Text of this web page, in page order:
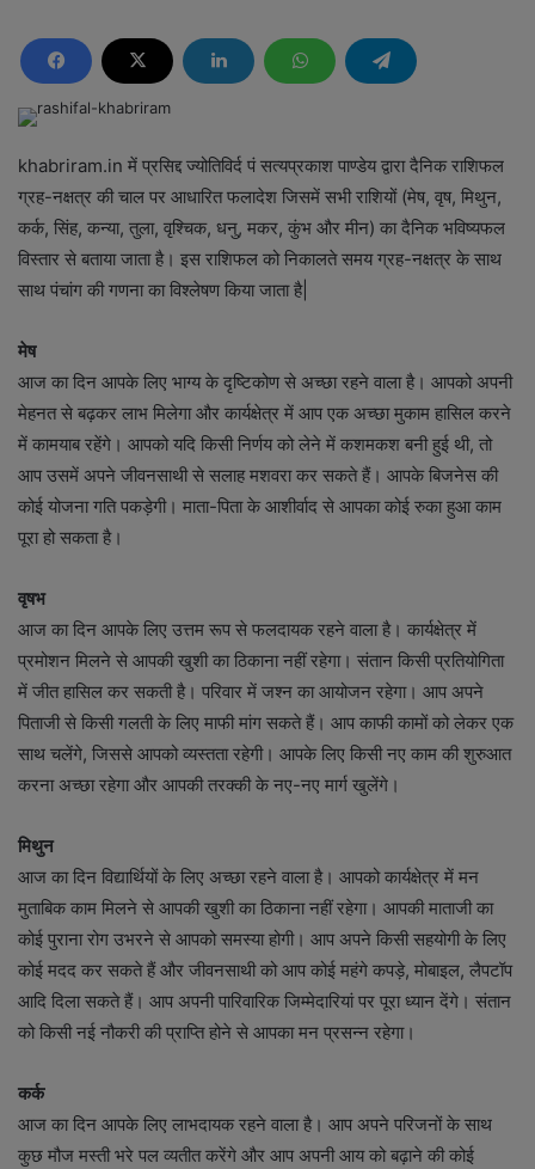
khabriram.in में प्रसिद्द ज्योतिविर्द पं सत्यप्रकाश पाण्डेय द्वारा दैनिक राशिफल
ग्रह-नक्षत्र की चाल पर आधारित फलादेश जिसमें सभी राशियों (मेष, वृष, मिथुन,
कर्क, सिंह, कन्या, तुला, वृश्चिक, धनु, मकर, कुंभ और मीन) का दैनिक भविष्यफल
विस्तार से बताया जाता है। इस राशिफल को निकालते समय ग्रह-नक्षत्र के साथ
साथ पंचांग की गणना का विश्लेषण किया जाता है|
मेष
आज का दिन आपके लिए भाग्य के दृष्टिकोण से अच्छा रहने वाला है। आपको अपनी
मेहनत से बढ़कर लाभ मिलेगा और कार्यक्षेत्र में आप एक अच्छा मुकाम हासिल करने
में कामयाब रहेंगे। आपको यदि किसी निर्णय को लेने में कशमकश बनी हुई थी, तो
आप उसमें अपने जीवनसाथी से सलाह मशवरा कर सकते हैं। आपके बिजनेस की
कोई योजना गति पकड़ेगी। माता-पिता के आशीर्वाद से आपका कोई रुका हुआ काम
पूरा हो सकता है।
वृषभ
आज का दिन आपके लिए उत्तम रूप से फलदायक रहने वाला है। कार्यक्षेत्र में
प्रमोशन मिलने से आपकी खुशी का ठिकाना नहीं रहेगा। संतान किसी प्रतियोगिता
में जीत हासिल कर सकती है। परिवार में जश्न का आयोजन रहेगा। आप अपने
पिताजी से किसी गलती के लिए माफी मांग सकते हैं। आप काफी कामों को लेकर एक
साथ चलेंगे, जिससे आपको व्यस्तता रहेगी। आपके लिए किसी नए काम की शुरुआत
करना अच्छा रहेगा और आपकी तरक्की के नए-नए मार्ग खुलेंगे।
मिथुन
आज का दिन विद्यार्थियों के लिए अच्छा रहने वाला है। आपको कार्यक्षेत्र में मन
मुताबिक काम मिलने से आपकी खुशी का ठिकाना नहीं रहेगा। आपकी माताजी का
कोई पुराना रोग उभरने से आपको समस्या होगी। आप अपने किसी सहयोगी के लिए
कोई मदद कर सकते हैं और जीवनसाथी को आप कोई महंगे कपड़े, मोबाइल, लैपटॉप
आदि दिला सकते हैं। आप अपनी पारिवारिक जिम्मेदारियां पर पूरा ध्यान देंगे। संतान
को किसी नई नौकरी की प्राप्ति होने से आपका मन प्रसन्न रहेगा।
कर्क
आज का दिन आपके लिए लाभदायक रहने वाला है। आप अपने परिजनों के साथ
कुछ मौज मस्ती भरे पल व्यतीत करेंगे और आप अपनी आय को बढ़ाने की कोई